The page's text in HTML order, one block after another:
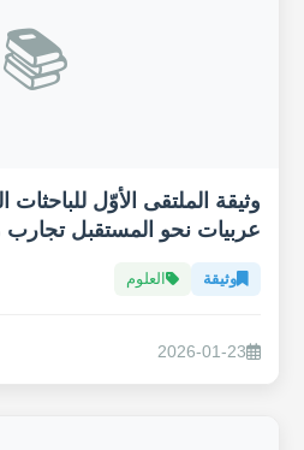
📚
وثيقة الملتقى الأوّل للباحثات
عربيات نحو المستقبل تجارب
وثيقة العلوم
2026-01-23